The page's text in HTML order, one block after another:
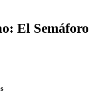
El Semáforo